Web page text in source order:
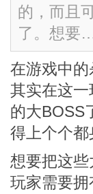
的，而且
了。想要
在游戏中
其实在这
的大BOSS
得上个个
想要把这
玩家需要